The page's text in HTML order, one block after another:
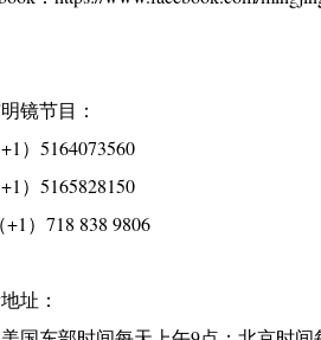
镜节目：
）5164073560
）5165828150
）718 838 9806
址：